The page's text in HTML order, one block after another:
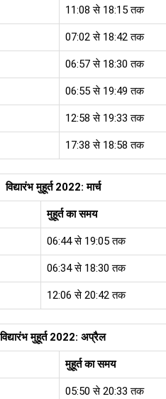
11:08 से 18:15 तक
07:02 से 18:42 तक
06:57 से 18:30 तक
06:55 से 19:49 तक
12:58 से 19:33 तक
17:38 से 18:58 तक
विद्यारंभ मुहूर्त 2022: मार्च
मुहूर्त का समय
06:44 से 19:05 तक
06:34 से 18:30 तक
12:06 से 20:42 तक
विद्यारंभ मुहूर्त 2022: अप्रैल
मुहूर्त का समय
05:50 से 20:33 तक